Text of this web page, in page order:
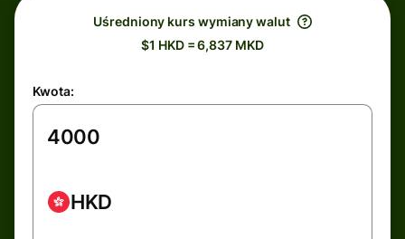
Uśredniony kurs wymiany walut
$1 HKD = 6,837 MKD
Kwota:
HKD